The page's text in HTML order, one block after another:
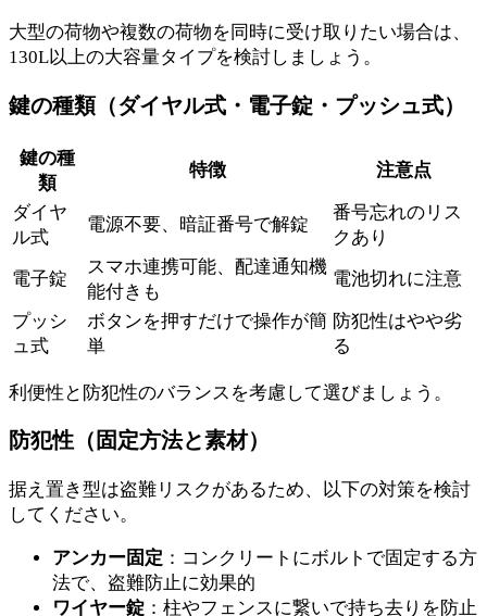
大型の荷物や複数の荷物を同時に受け取りたい場合は、
130L以上の大容量タイプを検討しましょう。
鍵の種類（ダイヤル式・電子錠・プッシュ式）
鍵の種
類
特徴 注意点
ダイヤ
ル式
電源不要、暗証番号で解錠
番号忘れのリス
クあり
電子錠
スマホ連携可能、配達通知機
能付きも
電池切れに注意
プッシ
ュ式
ボタンを押すだけで操作が簡
単
防犯性はやや劣
る
利便性と防犯性のバランスを考慮して選びましょう。
防犯性（固定方法と素材）
据え置き型は盗難リスクがあるため、以下の対策を検討
してください。
アンカー固定 ：コンクリートにボルトで固定する方
法で、盗難防止に効果的
ワイヤー錠 ：柱やフェンスに繋いで持ち去りを防止